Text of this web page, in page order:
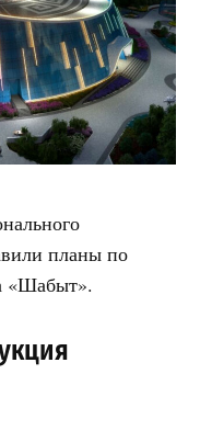
планы по
«Шабыт».